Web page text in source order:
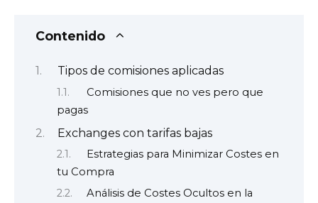
Contenido
Tipos de comisiones aplicadas
Comisiones que no ves pero que
pagas
Exchanges con tarifas bajas
Estrategias para Minimizar Costes en
tu Compra
Análisis de Costes Ocultos en la